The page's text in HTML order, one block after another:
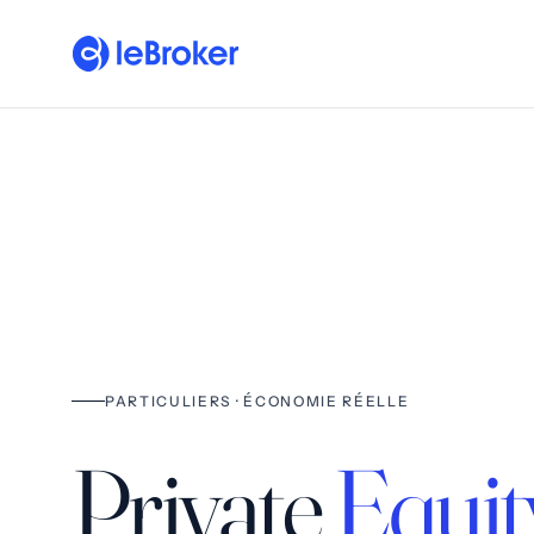
PARTICULIERS · ÉCONOMIE RÉELLE
Private